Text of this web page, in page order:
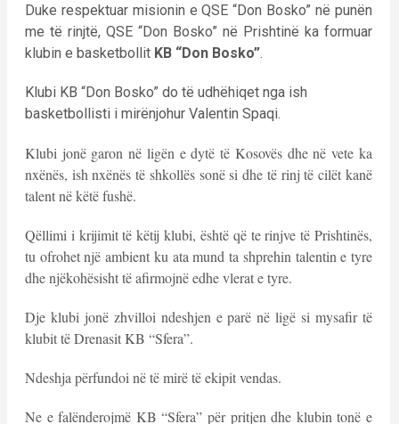
Duke respektuar misionin e QSE “Don Bosko” në punën
me të rinjtë, QSE “Don Bosko” në Prishtinë ka formuar
klubin e basketbollit KB “Don Bosko”.
Klubi KB “Don Bosko” do të udhëhiqet nga ish
basketbollisti i mirënjohur Valentin Spaqi.
Klubi jonë garon në ligën e dytë të Kosovës dhe në vete ka
nxënës, ish nxënës të shkollës sonë si dhe të rinj të cilët kanë
talent në këtë fushë.
Qëllimi i krijimit të këtij klubi, është që te rinjve të Prishtinës,
tu ofrohet një ambient ku ata mund ta shprehin talentin e tyre
dhe njëkohësisht të afirmojnë edhe vlerat e tyre.
Dje klubi jonë zhvilloi ndeshjen e parë në ligë si mysafir të
klubit të Drenasit KB “Sfera”.
Ndeshja përfundoi në të mirë të ekipit vendas.
Ne e falënderojmë KB “Sfera” për pritjen dhe klubin tonë e